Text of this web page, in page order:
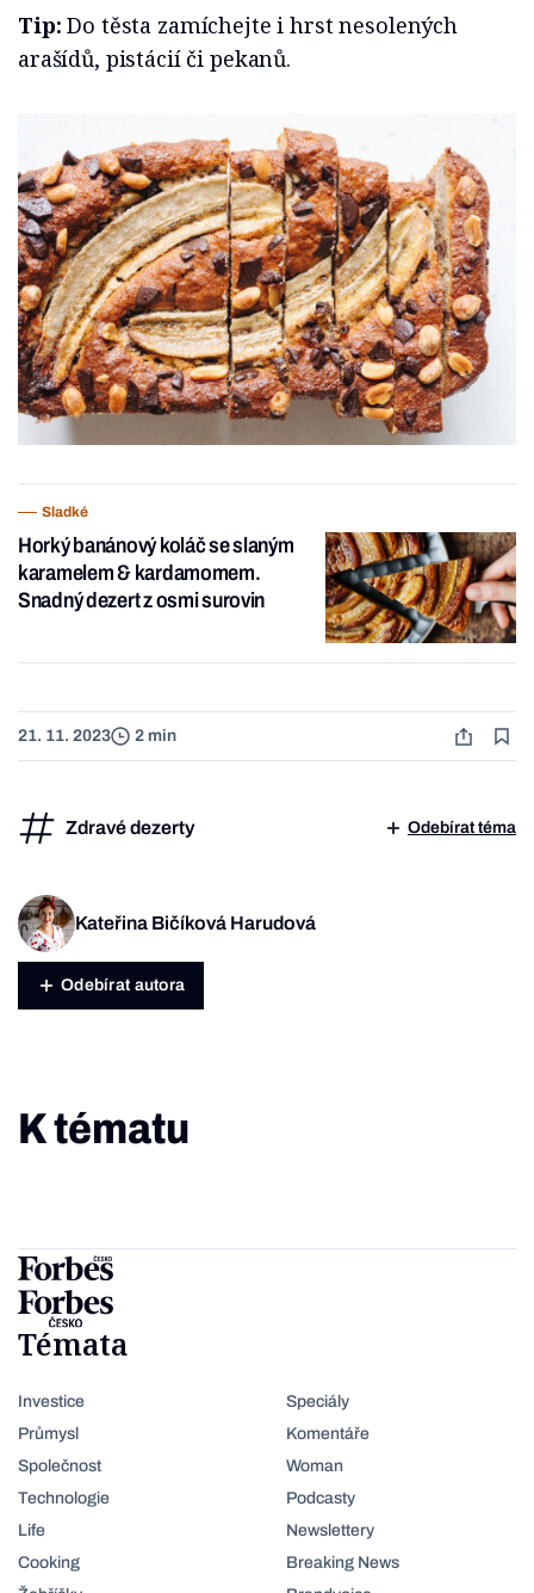
Tip:Do těsta zamíchejte i hrst nesolených
arašídů, pistácií či pekanů.
Sladké
Horký banánový koláč se slaným
karamelem & kardamomem.
Snadný dezert z osmi surovin
21. 11. 2023 2 min
Zdravé dezerty Odebírat téma
Kateřina Bičíková Harudová
Odebírat autora
K tématu
Témata
Investice
Průmysl
Společnost
Technologie
Life
Cooking
Speciály
Komentáře
Woman
Podcasty
Newslettery
Breaking News